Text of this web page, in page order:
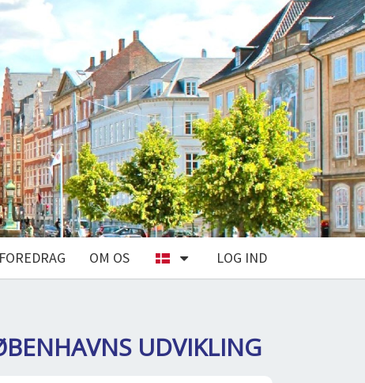
FOREDRAG OM OS LOG IND
UDVIKLING